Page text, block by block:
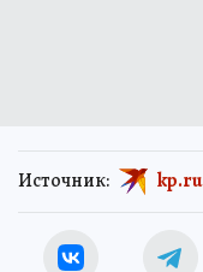
Источник: kp.ru